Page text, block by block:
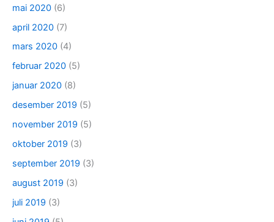
mai 2020 (6)
april 2020 (7)
mars 2020 (4)
februar 2020 (5)
januar 2020 (8)
desember 2019 (5)
november 2019 (5)
oktober 2019 (3)
september 2019 (3)
august 2019 (3)
juli 2019 (3)